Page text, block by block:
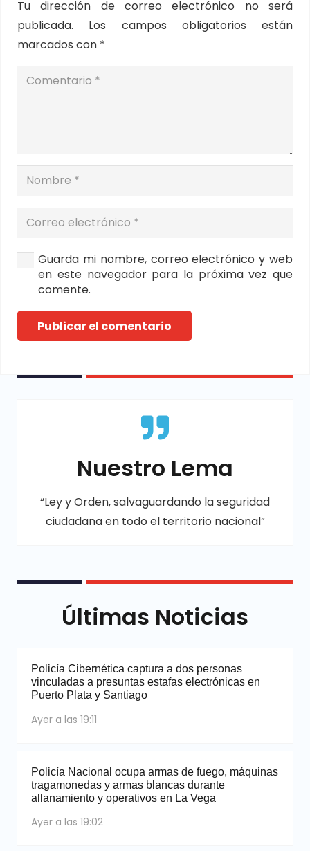
Tu dirección de correo electrónico no será
publicada.
Los campos obligatorios están
marcados con *
Guarda mi nombre, correo electrónico y web
en este navegador para la próxima vez que
comente.
Publicar el comentario
Nuestro Lema
“Ley y Orden, salvaguardando la seguridad
ciudadana en todo el territorio nacional”
Últimas Noticias
Policía Cibernética captura a dos personas
vinculadas a presuntas estafas electrónicas en
Puerto Plata y Santiago
Ayer a las 19:11
Policía Nacional ocupa armas de fuego, máquinas
tragamonedas y armas blancas durante
allanamiento y operativos en La Vega
Ayer a las 19:02